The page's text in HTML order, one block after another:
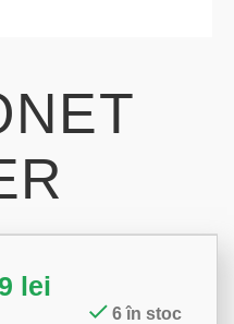
lei
6 în stoc